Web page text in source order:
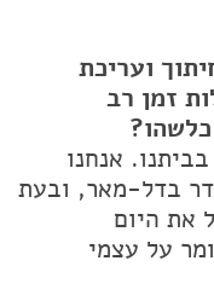
ועריכת
זמן רב
אנחנו
בדל-מאר, ובעת
את היום
על עצמי